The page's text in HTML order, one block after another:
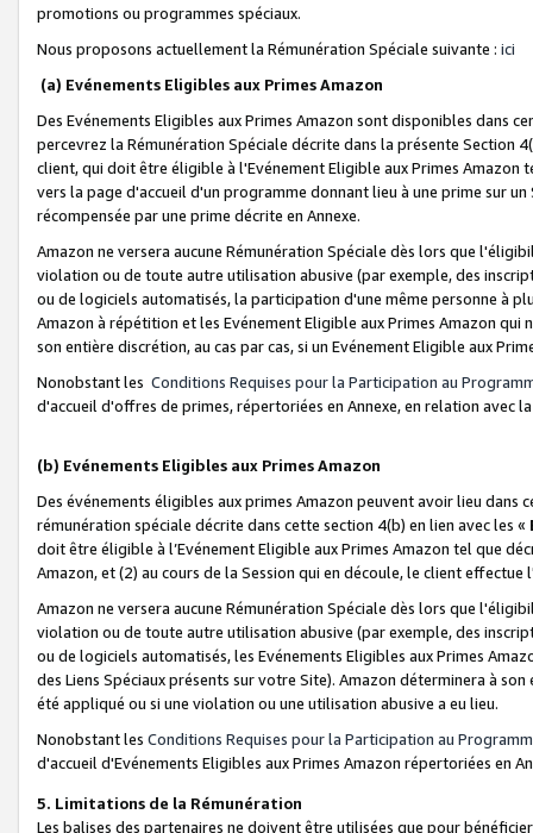
promotions ou programmes spéciaux.
Nous proposons actuellement la Rémunération Spéciale suivante : ici
(a) Evénements Eligibles aux Primes Amazon
Des Evénements Eligibles aux Primes Amazon sont disponibles dans
percevrez la Rémunération Spéciale décrite dans la présente Section
client, qui doit être éligible à l'Evénement Eligible aux Primes Amazon
vers la page d'accueil d'un programme donnant lieu à une prime sur
récompensée par une prime décrite en Annexe.
Amazon ne versera aucune Rémunération Spéciale dès lors que
violation ou de toute autre utilisation abusive (par exemple, des
ou de logiciels automatisés, la participation d'une même personne à
Amazon à répétition et les Evénement Eligible aux Primes Amazon qui
son entière discrétion, au cas par cas, si un Evénement Eligible aux
Nonobstant les Conditions Requises pour la Participation au
d'accueil d'offres de primes, répertoriées en Annexe, en relation avec
(b) Evénements Eligibles aux Primes Amazon
Des événements éligibles aux primes Amazon peuvent avoir lieu dans
rémunération spéciale décrite dans cette section 4(b) en lien avec les «
doit être éligible à l’Evénement Eligible aux Primes Amazon tel que
Amazon, et (2) au cours de la Session qui en découle, le client
Amazon ne versera aucune Rémunération Spéciale dès lors que
violation ou de toute autre utilisation abusive (par exemple, des
ou de logiciels automatisés, les Evénements Eligibles aux Primes
des Liens Spéciaux présents sur votre Site). Amazon déterminera à
été appliqué ou si une violation ou une utilisation abusive a eu lieu.
Nonobstant les Conditions Requises pour la Participation au
d'accueil d'Evénements Eligibles aux Primes Amazon répertoriées en
5. Limitations de la Rémunération
Les balises des partenaires ne doivent être utilisées que pour